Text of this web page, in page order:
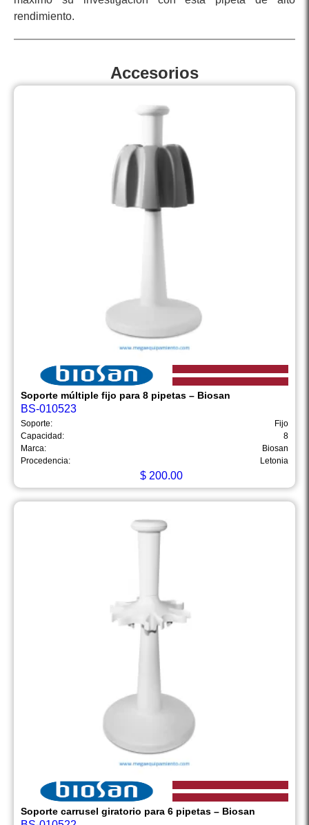
rendimiento.
Accesorios
Soporte múltiple fijo para 8 pipetas – Biosan
BS-010523
Soporte:
Fijo
Capacidad:
8
Marca:
Biosan
Procedencia:
Letonia
$ 200.00
Soporte carrusel giratorio para 6 pipetas – Biosan